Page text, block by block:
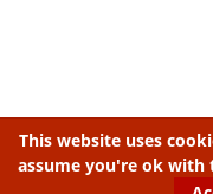
This website uses
assume you're ok